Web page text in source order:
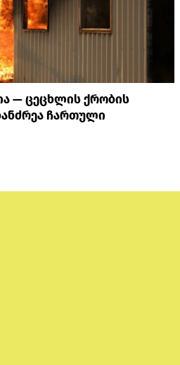
— ცეცხლის ქრობის
ჩართული